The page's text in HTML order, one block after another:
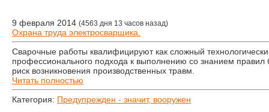
9 февраля 2014 (4563 дня 13 часов назад)
Охрана труда электросварщика.
Сварочные работы квалифицируют как сложный
профессионального подхода к выполнению со знанием правил
риск возникновения производственных травм.
Читать полностью
Категория: Предупрежден - значит, вооружен